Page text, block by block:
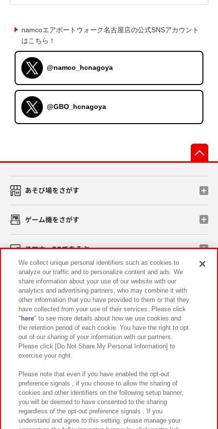
namcoエアポートウォーク名古屋店の公式SNSアカウント
はこちら！
@namco_hcnagoya
@GBO_hcnagoya
あそび場をさがす
ゲーム機をさがす
スマホ・PCであそぶ
イベント・キャンペーン
関連会社 サステナビリティ サイトポリシー
プライバシーポリシー ウェブアクセシビリティ方針と検証結果
お取引先さまとともに
カスタマーハラスメント対応方針 よくあるご質問・お問い合わせ
We collect unique personal identifiers such as cookies to
analyze our traffic and to personalize content and ads. We
share information about your use of our website with our
analytics and advertising partners, who may combine it with
other information that you have provided to them or that they
have collected from your use of their services. Please click
" here" to see more details about how we use cookies and
the retention period of each cookie. You have the right to opt
out of our sharing of your information with our partners.
Please click [Do Not Share My Personal Information] to
exercise your right.
Please note that even if you have enabled the opt-out
preference signals , if you choose to allow the sharing of
cookies and other identifiers on the following setup banner,
you will be deemed to have consented to the sharing
regardless of the opt-out preference signals . If you
understand and agree to this setting, please manage your